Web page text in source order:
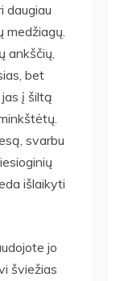
daugiau
medžiagų.
ankščių,
bet
į šiltą
svarbu
išlaikyti
jo
šviežias